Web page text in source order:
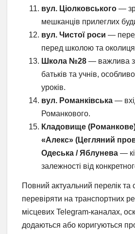
вул. Ціолковського —
мешканців прилеглих
вул. Чистої роси —
перед школою та
Школа №28 — важлива
батьків та учнів,
уроків.
вул. Романківська —
Романкового.
Кладовище
«Алекс» (Цегляний
Одеська / Яблунева —
залежності від
Повний актуальний перелік
перевіряти на транспортних
місцевих Telegram-каналах,
додаються або коригуються